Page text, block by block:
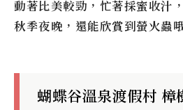
動著比美較勁，忙著採蜜收汁
秋季夜晚，還能欣賞到螢火蟲
蝴蝶谷溫泉渡假村 樟